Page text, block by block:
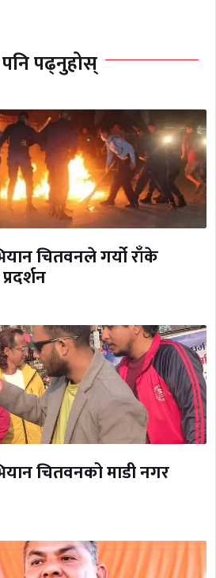
पढ्नुहोस्
चितवनले गर्यो राँके
चितवनको माडी नगर